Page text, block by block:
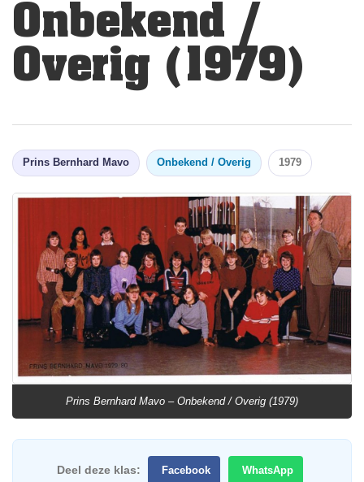
Onbekend /
Overig (1979)
Prins Bernhard Mavo Onbekend / Overig 1979
Prins Bernhard Mavo – Onbekend / Overig (1979)
Deel deze klas: Facebook WhatsApp